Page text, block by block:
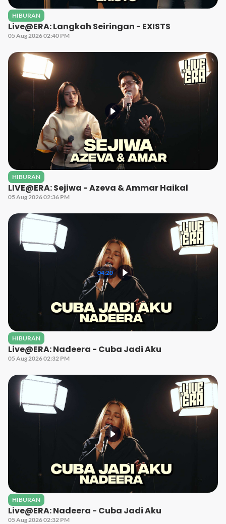
HIBURAN
Live@ERA: Langkah Seiringan - EXISTS
05 Aug 2026 02:40 PM
HIBURAN
LIVE@ERA: Sejiwa - Azeva & Ammar Haikal
05 Aug 2026 02:36 PM
04:20
HIBURAN
Live@ERA: Nadeera - Cuba Jadi Aku
05 Aug 2026 02:32 PM
HIBURAN
Live@ERA: Nadeera - Cuba Jadi Aku
05 Aug 2026 02:32 PM